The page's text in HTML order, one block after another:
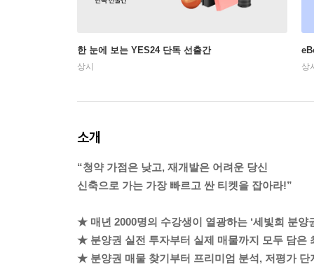
한 눈에 보는 YES24 단독 선출간
상시 상
소개
“청약 가점은 낮고, 재개발은 어려운 당신
신축으로 가는 가장 빠르고 싼 티켓을 잡아라!”
★ 매년 2000명의 수강생이 열광하는 ‘세빛희 분
★ 분양권 실전 투자부터 실제 매물까지 모두 담은
★ 분양권 매물 찾기부터 프리미엄 분석, 저평가